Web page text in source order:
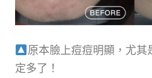
原本臉上痘痘明顯，尤其
定多了！